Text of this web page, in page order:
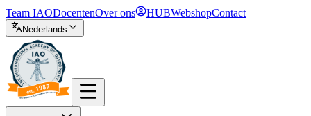
Team IAODocentenOver ons HUBWebshopContact
Nederlands